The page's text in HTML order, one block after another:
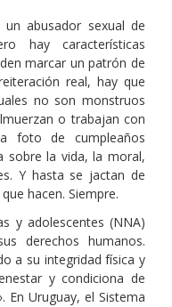
abusador sexual de
hay características
marcar un patrón de
real, hay que
no son monstruos
o trabajan con
foto de cumpleaños
sobre la vida, la moral,
Y hasta se jactan de
hacen. Siempre.
y adolescentes (NNA)
derechos humanos.
a su integridad física y
y condiciona de
Uruguay, el Sistema